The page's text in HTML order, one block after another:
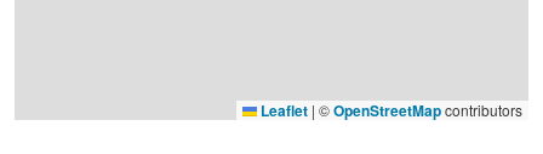
Leaflet | ©OpenStreetMapcontributors